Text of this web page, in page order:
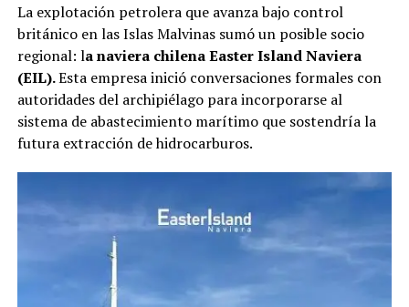
La explotación petrolera que avanza bajo control
británico en las Islas Malvinas sumó un posible socio
regional: la naviera chilena Easter Island Naviera
(EIL).Esta empresa inició conversaciones formales con
autoridades del archipiélago para incorporarse al
sistema de abastecimiento marítimo que sostendría la
futura extracción de hidrocarburos.